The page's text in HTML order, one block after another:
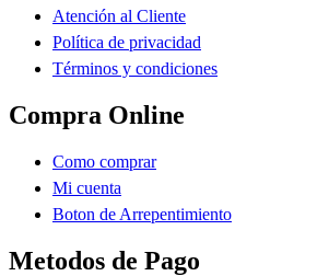
Atención al Cliente
Política de privacidad
Términos y condiciones
Compra Online
Como comprar
Mi cuenta
Boton de Arrepentimiento
Metodos de Pago